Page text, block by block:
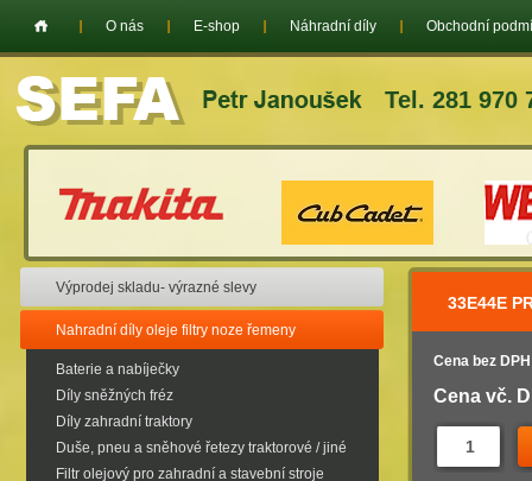
Tel. 281 970
O nás E-shop Náhradní díly Obchodní
Výprodej skladu- výrazné slevy
Nahradní díly oleje filtry noze řemeny
Baterie a nabíječky
Díly sněžných fréz
Díly zahradní traktory
Duše, pneu a sněhové řetezy traktorové / jiné
Filtr olejový pro zahradní a stavební stroje
33E44E
Cena bez
Cena vč.